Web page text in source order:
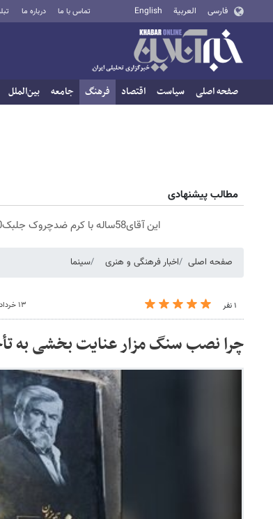
فارسی العربية English تماس با ما درباره ما
صفحه اصلی سیاست اقتصاد فرهنگ جامعه بین‌الملل
مطالب پیشنهادی
این آقای58ساله با کرم ضدچروک جلبک10سال جوان شد(سفارش با تخفیف)
صفحه اصلی اخبار فرهنگی و هنری سینما
۱ نفر ۱۳ خرداد ۱۴۰۵ - ۱۵:۴۵
چرا نصب سنگ مزار عنایت بخشی به